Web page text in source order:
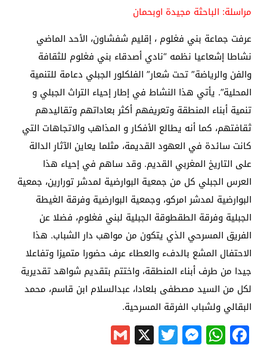
مراسلة: الباحثة مجيدة اوبحمان
عرفت جماعة بني فغلوم ، إقليم شفشاون، الأحد الماضي
نشاطا إشعاعيا نظمه “نادي أصدقاء بني فغلوم للثقافة
والفن والرياضة” تحت شعار” الفلكلور الجبلي دعامة للتنمية
المحلية”. يأتي هذا النشاط في إطار إحياء التراث الجبلي و
تنمية أبناء المنطقة وتعريفهم أكثر بعاداتهم وتقاليدهم
ثقافتهم، كما أنه يطالع الأفكار و المذاهب والاتجاهات التي
كانت سائدة في العهود القديمة، مثلما يعاين الآثار الدالة
على التاريخ المغربي القديم. وقد ساهم في إحياء هذا
العرس الجبلي كل من جمعية البوارضية لمدشر تورارين، جمعية
البوارضية لمدشر امركو، وجمعية البوارضية وفرقة الغيطة
الجبلية وفرقة الطقطوقة الجبلية لبني فغلوم، فضلا عن
الفريق المسرحي الذي يتكون من مواهب دار الشباب. هذا
الاحتفال المشع بالدفء والعطاء عرف حضورا متميزا وتفاعلا
جيدا من طرف أبناء المنطقة، واختتم بتقديم شواهد تقديرية
لكل من السيد مصطفى بلعادا، عبدالسلام ابن قاسم، محمد
البقالي ولشباب الفرقة المسرحية.
Facebook
WhatsApp
Messenger
Twitter
X